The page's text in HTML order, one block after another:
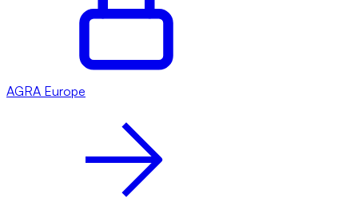
AGRA Europe